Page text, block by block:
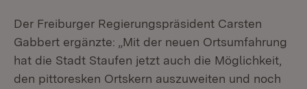
Der Freiburger Regierungspräsident Carsten
Gabbert ergänzte: „Mit der neuen Ortsumfahrung
hat die Stadt Staufen jetzt auch die Möglichkeit,
den pittoresken Ortskern auszuweiten und noch